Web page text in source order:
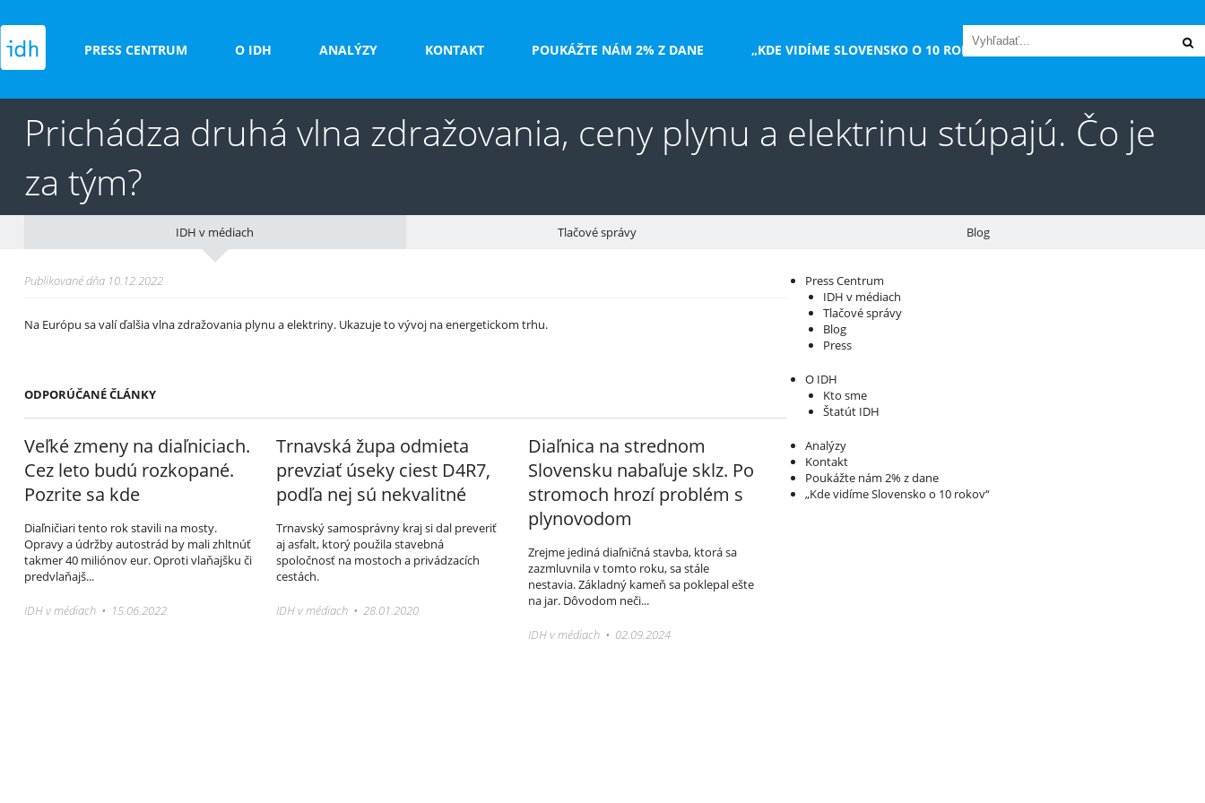
PRESS CENTRUM O IDH ANALÝZY KONTAKT POUKÁŽTE NÁM 2% Z DANE „KDE VIDÍME SLOVENSKO O 10 ROKOV“
Prichádza druhá vlna zdražovania, ceny plynu a elektrinu stúpajú. Čo je
za tým?
IDH v médiach Tlačové správy Blog
Publikované dňa 10.12.2022
Na Európu sa valí ďalšia vlna zdražovania plynu a elektriny. Ukazuje to vývoj na energetickom trhu.
ODPORÚČANÉ ČLÁNKY
Veľké zmeny na diaľniciach.
Cez leto budú rozkopané.
Pozrite sa kde
Diaľničiari tento rok stavili na mosty.
Opravy a údržby autostrád by mali zhltnúť
takmer 40 miliónov eur. Oproti vlaňajšku či
predvlaňajš...
IDH v médiach • 15.06.2022
Trnavská župa odmieta
prevziať úseky ciest D4R7,
podľa nej sú nekvalitné
Trnavský samosprávny kraj si dal preveriť
aj asfalt, ktorý použila stavebná
spoločnosť na mostoch a privádzacích
cestách.
IDH v médiach • 28.01.2020
Diaľnica na strednom
Slovensku nabaľuje sklz. Po
stromoch hrozí problém s
plynovodom
Zrejme jediná diaľničná stavba, ktorá sa
zazmluvnila v tomto roku, sa stále
nestavia. Základný kameň sa poklepal ešte
na jar. Dôvodom neči...
IDH v médiach • 02.09.2024
Váš sprievodca svetom infraštruktúry a
ekonomiky
Press Centrum
IDH v médiach
Tlačové správy
Blog
Press
O IDH
Kto sme
Štatút IDH
Analýzy
Kontakt
Poukážte nám 2% z dane
„Kde vidíme Slovensko o 10 rokov“